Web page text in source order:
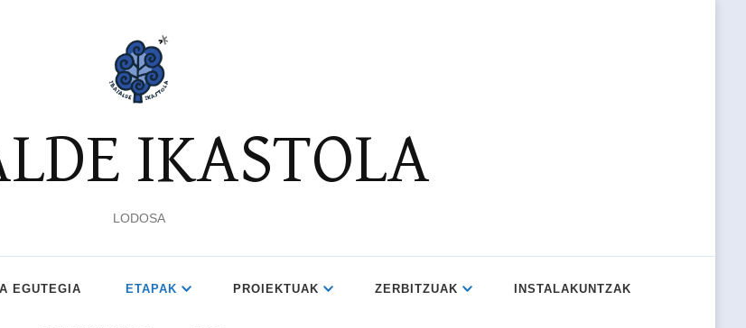
IKASTOLA
LODOSA
EGUTEGIA ETAPAK PROIEKTUAK ZERBITZUAK INSTALAKUNTZAK